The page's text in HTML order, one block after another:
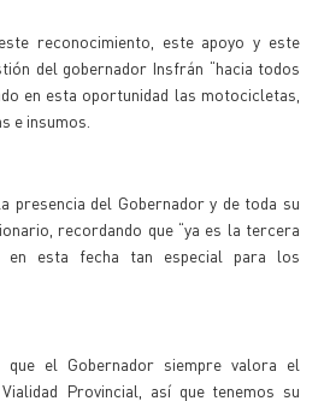
reconocimiento, este apoyo y este
del gobernador Insfrán “hacia todos
en esta oportunidad las motocicletas,
e insumos.
presencia del Gobernador y de toda su
recordando que “ya es la tercera
en esta fecha tan especial para los
que el Gobernador siempre valora el
Provincial, así que tenemos su